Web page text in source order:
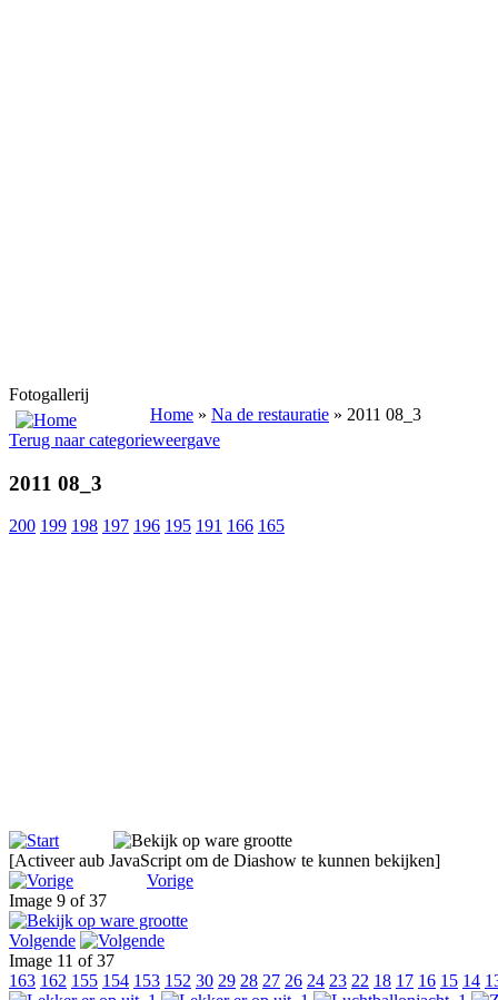
Fotogallerij
Home » Na de restauratie » 2011 08_3
Terug naar categorieweergave
2011 08_3
200 199 198 197 196 195 191 166 165
[Activeer aub JavaScript om de Diashow te kunnen bekijken]
Vorige
Image 9 of 37
Volgende
Image 11 of 37
163 162 155 154 153 152 30 29 28 27 26 24 23 22 18 17 16 15 14